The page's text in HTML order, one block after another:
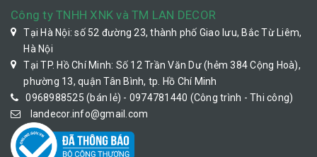
Công ty TNHH XNK và TM LAN DECOR
Tại Hà Nội: số 52 đường 23, thành phố Giao lưu, Bắc Từ Liêm,
Hà Nội
Tại TP. Hồ Chí Minh: Số 12 Trần Văn Dư (hẻm 384 Cộng Hoà),
phường 13, quận Tân Bình, tp. Hồ Chí Minh
0968988525 (bán lẻ) - 0974781440 (Công trình - Thi công)
landecor.info@gmail.com